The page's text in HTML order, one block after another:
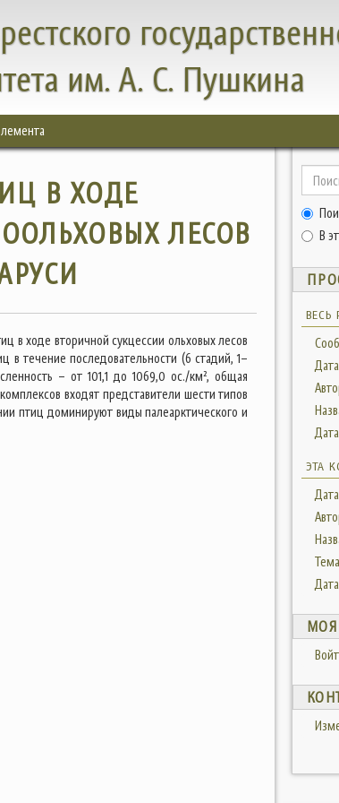
им. А. С. Пушкина
В ХОДЕ
ЛЕСОВ
в ходе вторичной сукцессии ольховых лесов
в течение последовательности (6 стадий, 1–
– от 101,1 до 1069,0 ос./км², общая
входят представители шести типов
птиц доминируют виды палеарктического и
В
ВЕСЬ
ЭТА